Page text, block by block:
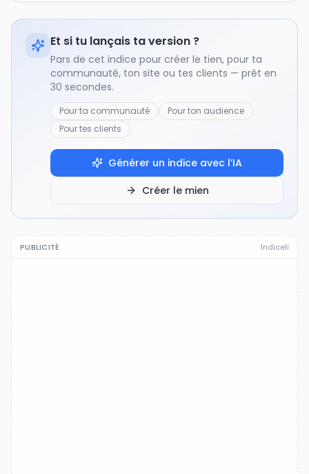
Et si tu lançais ta version ?
Pars de cet indice pour créer le tien, pour ta
communauté, ton site ou tes clients — prêt en
30 secondes.
Pour ta communauté
Pour ton audience
Pour tes clients
Générer un indice avec l’IA
Créer le mien
PUBLICITÉ Indiceli